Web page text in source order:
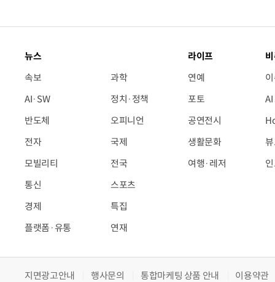
뉴스
속보
AI·SW
반도체
전자
모빌리티
통신
경제
플랫폼·유통
과학
정치·정책
오피니언
국제
전국
스포츠
특집
연재
라이프
연예
포토
공연전시
생활문화
여행·레저
지면광고안내 행사문의 통합마케팅 상품 안내 이용약관